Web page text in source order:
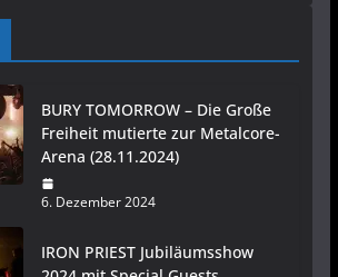
BURY TOMORROW – Die Große
Freiheit mutierte zur Metalcore-
Arena (28.11.2024)
6. Dezember 2024
IRON PRIEST Jubiläumsshow